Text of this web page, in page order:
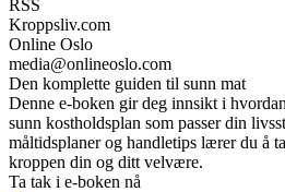
RSS
Kroppsliv.com
Online Oslo
media@onlineoslo.com
Den komplette guiden til sunn mat
Denne e-boken gir deg innsikt i
sunn kostholdsplan som passer din
måltidsplaner og handletips lærer du å
kroppen din og ditt velvære.
Ta tak i e-boken nå